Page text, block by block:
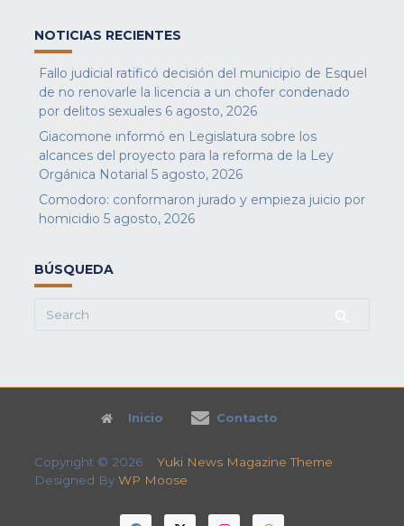
NOTICIAS RECIENTES
Fallo judicial ratificó decisión del municipio de Esquel
de no renovarle la licencia a un chofer condenado
por delitos sexuales 6 agosto, 2026
Giacomone informó en Legislatura sobre los
alcances del proyecto para la reforma de la Ley
Orgánica Notarial 5 agosto, 2026
Comodoro: conformaron jurado y empieza juicio por
homicidio 5 agosto, 2026
BÚSQUEDA
Search
Inicio Contacto
Copyright © 2026 Yuki News Magazine Theme
Designed By WP Moose